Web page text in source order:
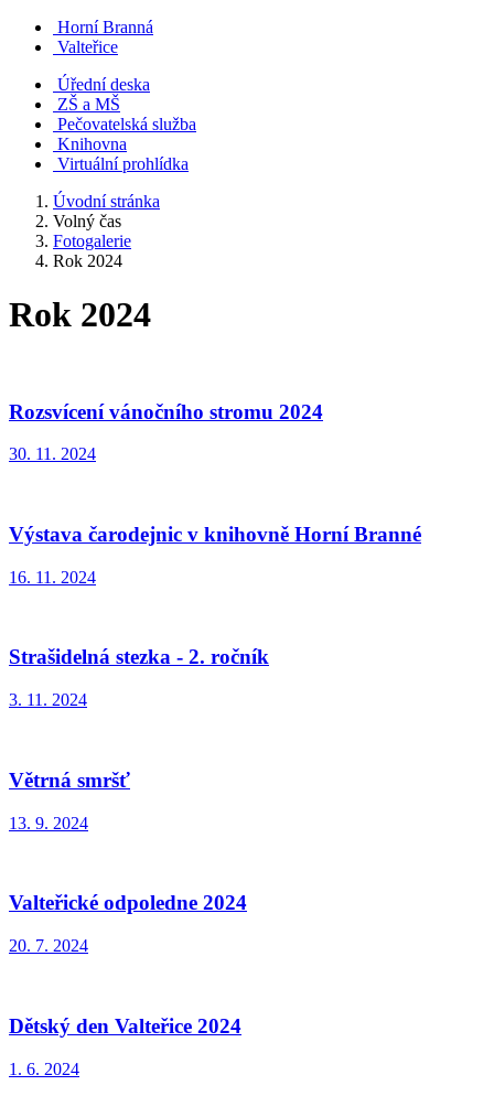
Horní Branná
Valteřice
Úřední deska
ZŠ a MŠ
Pečovatelská služba
Knihovna
Virtuální prohlídka
Úvodní stránka
Volný čas
Fotogalerie
Rok 2024
Rok 2024
Rozsvícení vánočního stromu 2024
30. 11. 2024
Výstava čarodejnic v knihovně Horní Branné
16. 11. 2024
Strašidelná stezka - 2. ročník
3. 11. 2024
Větrná smršť
13. 9. 2024
Valteřické odpoledne 2024
20. 7. 2024
Dětský den Valteřice 2024
1. 6. 2024